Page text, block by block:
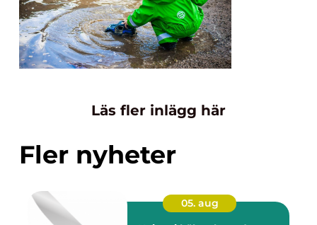
Läs fler inlägg här
Fler nyheter
05. aug